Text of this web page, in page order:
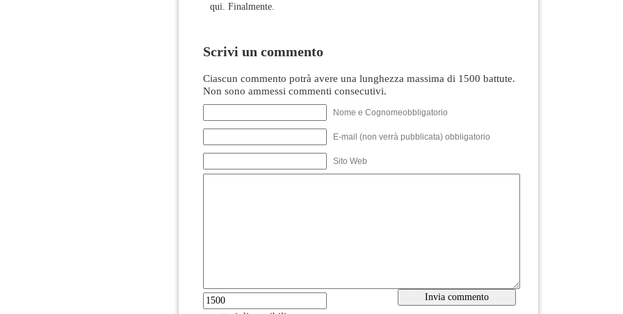
qui. Finalmente.
Scrivi un commento
Ciascun commento potrà avere una lunghezza massima di 1500 battute.
Non sono ammessi commenti consecutivi.
Nome e Cognomeobbligatorio
E-mail (non verrà pubblicata) obbligatorio
Sito Web